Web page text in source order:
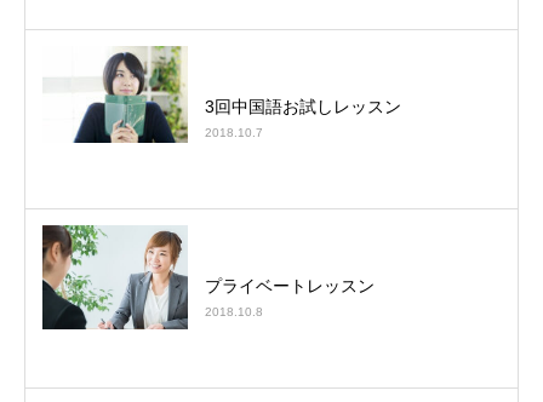
3回中国語お試しレッスン
2018.10.7
プライベートレッスン
2018.10.8